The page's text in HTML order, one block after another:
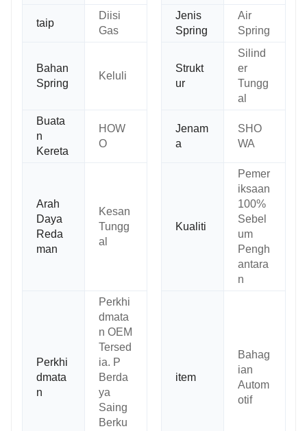
taip
Diisi
Gas
Jenis
Spring
Air
Spring
Bahan
Spring
Keluli
Strukt
ur
Silind
er
Tungg
al
Buata
n
Kereta
HOW
O
Jenam
a
SHO
WA
Arah
Daya
Reda
man
Kesan
Tungg
al
Kualiti
Pemer
iksaan
100%
Sebel
um
Pengh
antara
n
Perkhi
dmata
n
Perkhi
dmata
n OEM
Tersed
ia. P
Berda
ya
Saing
Berku
item
Bahag
ian
Autom
otif